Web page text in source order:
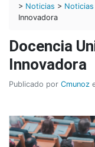
> Noticias >
Innovadora
Docencia
Innovadora
Publicado por Cmunoz